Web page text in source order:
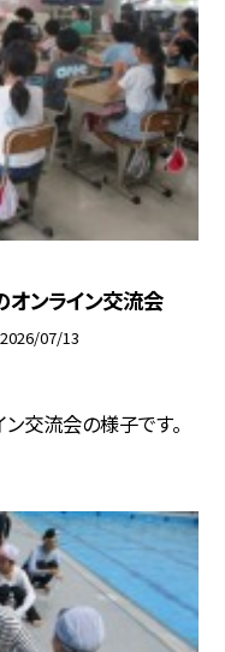
ンライン交流会
2026/07/13
交流会の様子です。